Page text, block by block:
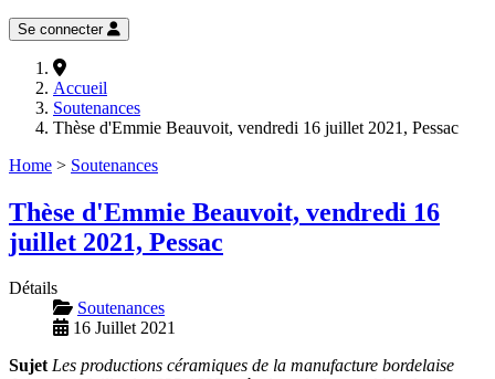
Se connecter
Accueil
Soutenances
Thèse d'Emmie Beauvoit, vendredi 16 juillet 2021, Pessac
Home > Soutenances
Thèse d'Emmie Beauvoit, vendredi 16
juillet 2021, Pessac
Détails
Soutenances
16 Juillet 2021
Sujet Les productions céramiques de la manufacture bordelaise